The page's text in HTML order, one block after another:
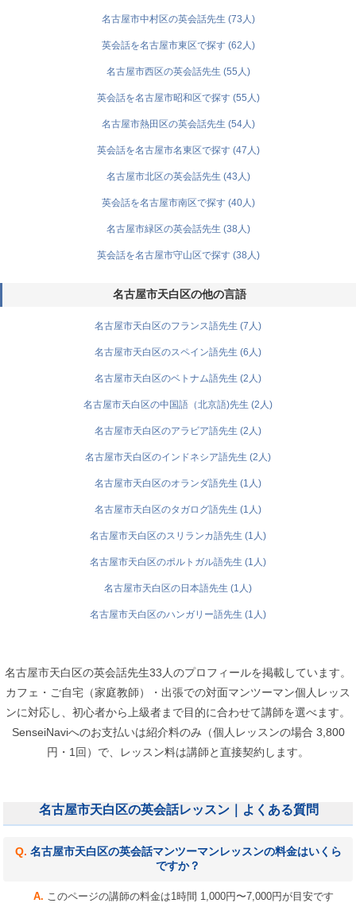
名古屋市中村区の英会話先生 (73人)
英会話を名古屋市東区で探す (62人)
名古屋市西区の英会話先生 (55人)
英会話を名古屋市昭和区で探す (55人)
名古屋市熱田区の英会話先生 (54人)
英会話を名古屋市名東区で探す (47人)
名古屋市北区の英会話先生 (43人)
英会話を名古屋市南区で探す (40人)
名古屋市緑区の英会話先生 (38人)
英会話を名古屋市守山区で探す (38人)
名古屋市天白区の他の言語
名古屋市天白区のフランス語先生 (7人)
名古屋市天白区のスペイン語先生 (6人)
名古屋市天白区のベトナム語先生 (2人)
名古屋市天白区の中国語（北京語)先生 (2人)
名古屋市天白区のアラビア語先生 (2人)
名古屋市天白区のインドネシア語先生 (2人)
名古屋市天白区のオランダ語先生 (1人)
名古屋市天白区のタガログ語先生 (1人)
名古屋市天白区のスリランカ語先生 (1人)
名古屋市天白区のポルトガル語先生 (1人)
名古屋市天白区の日本語先生 (1人)
名古屋市天白区のハンガリー語先生 (1人)
名古屋市天白区の英会話先生33人のプロフィールを掲載しています。
カフェ・ご自宅（家庭教師）・出張での対面マンツーマン個人レッス
ンに対応し、初心者から上級者まで目的に合わせて講師を選べます。
SenseiNaviへのお支払いは紹介料のみ（個人レッスンの場合 3,800
円・1回）で、レッスン料は講師と直接契約します。
名古屋市天白区の英会話レッスン｜よくある質問
名古屋市天白区の英会話マンツーマンレッスンの料金はいくら
ですか？
このページの講師の料金は1時間 1,000円〜7,000円が目安です